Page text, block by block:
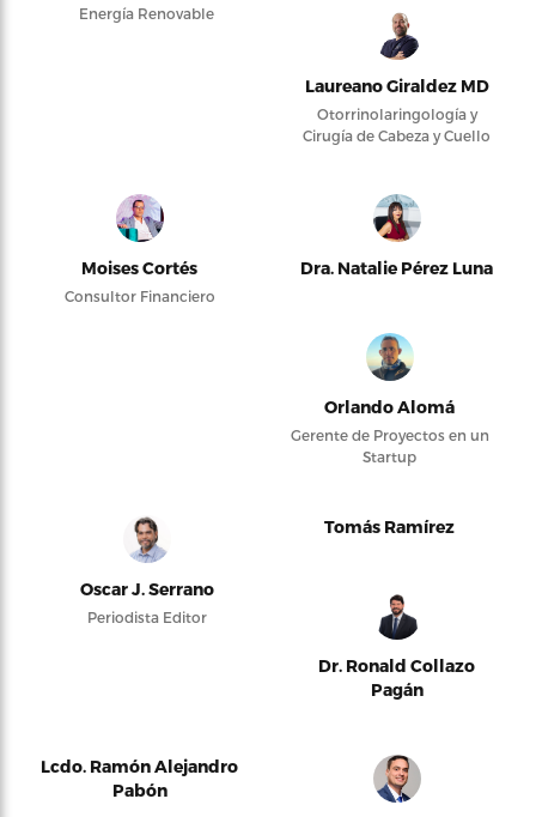
Energía Renovable
Laureano Giraldez MD
Otorrinolaringología y
Cirugía de Cabeza y Cuello
Moises Cortés
Consultor Financiero
Dra. Natalie Pérez Luna
Orlando Alomá
Gerente de Proyectos en un
Startup
Oscar J. Serrano
Periodista Editor
Tomás Ramírez
Dr. Ronald Collazo
Pagán
Lcdo. Ramón Alejandro
Pabón